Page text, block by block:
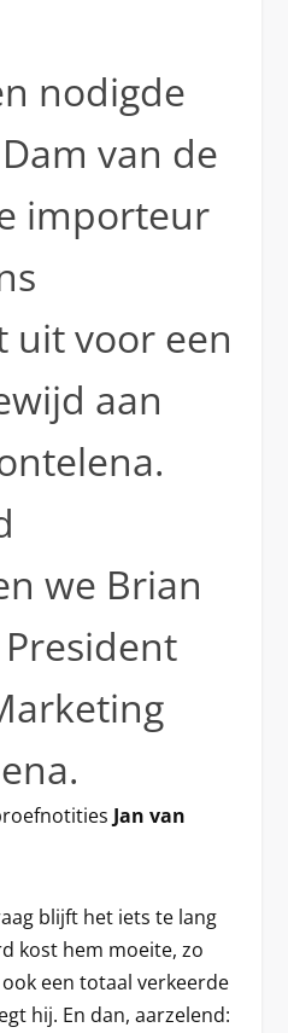
nodigde
van de
importeur
uit voor een
aan
we Brian
Jan van
blijft het iets te lang
kost hem moeite, zo
een totaal verkeerde
hij. En dan, aarzelend: